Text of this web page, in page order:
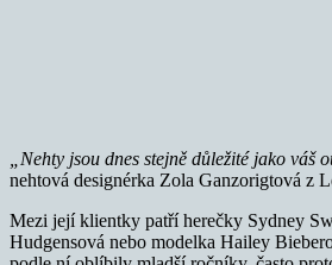
„Nehty jsou dnes stejně důležité jako váš
nehtová designérka Zola Ganzorigtová z
Mezi její klientky patří herečky Sydney
Hudgensová nebo modelka Hailey